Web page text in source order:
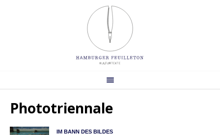
Phototriennale
IM BANN DES BILDES